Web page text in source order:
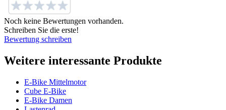
Noch keine Bewertungen vorhanden.
Schreiben Sie die erste!
Bewertung schreiben
Weitere interessante Produkte
E-Bike Mittelmotor
Cube E-Bike
E-Bike Damen